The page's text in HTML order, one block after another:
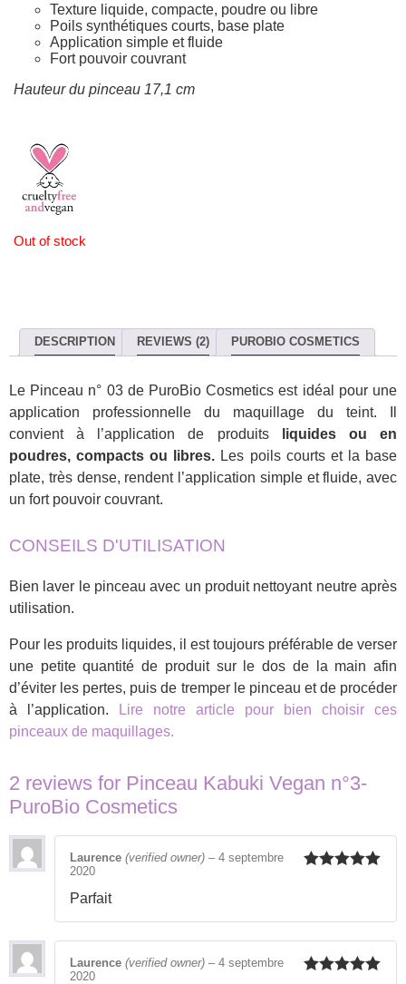
Texture liquide, compacte, poudre ou libre
Poils synthétiques courts, base plate
Application simple et fluide
Fort pouvoir couvrant
Hauteur du pinceau 17,1 cm
Out of stock
DESCRIPTION REVIEWS (2) PUROBIO COSMETICS
Le Pinceau n° 03 de PuroBio Cosmetics est idéal pour une
application professionnelle du maquillage du teint. Il
convient à l’application de produitsliquides ou en
poudres, compacts ou libres. Les poils courts et la base
plate, très dense, rendent l’application simple et fluide, avec
un fort pouvoir couvrant.
CONSEILS D'UTILISATION
Bien laver le pinceau avec un produit nettoyant neutre après
utilisation.
Pour les produits liquides, il est toujours préférable de verser
une petite quantité de produit sur le dos de la main afin
d’éviter les pertes, puis de tremper le pinceau et de procéder
à l’application.
Lire notre article pour bien choisir ces
pinceaux de maquillages.
2 reviews for Pinceau Kabuki Vegan n°3-
PuroBio Cosmetics
Laurence (verified owner) – 4 septembre
2020
Parfait
Laurence (verified owner) – 4 septembre
2020